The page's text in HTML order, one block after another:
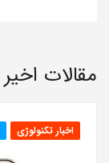
مقالات اخیر
اخبار تکنولوژی